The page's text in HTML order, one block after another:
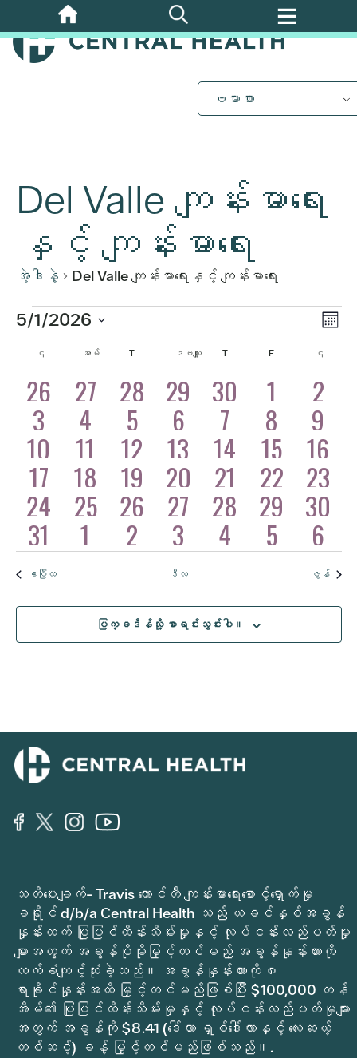
အဓိက
အကြောင်းအရာ
သို့
ဗမာစာ
Del Valle ကျန်းမာရေး
နှင့် ကျန်းမာရေး
အဲ့ဒါနဲ့ Del Valle ကျန်းမာရေးနှင့် ကျန်းမာရေး
အဲ့
ဒါနဲ့
ပွဲ
လ
5/1/2026
ပါ။
အဲ့
ဒါနဲ့
ပြက္ခဒိန်
၎ အမ်တနင်္လာ
T ဒဗလျူဗုဒ္ဓဟူး
Tကြာသပတေး F ၎
0
အဖြစ်အပျက်
များ
26
2
အဖြစ်အပျက်
များ
27
1
အဖြစ်အပျက်
28
0
အဖြစ်အပျက်
များ
29
1
အဖြစ်အပျက်
30
0
အဖြစ်အပျက်
များ
1
0
အဖြစ်
များ
2
0
အဖြစ်အပျက်
များ
3
2
အဖြစ်အပျက်
များ
4
1
အဖြစ်အပျက်
5
0
အဖြစ်အပျက်
များ
6
1
အဖြစ်အပျက်
7
0
အဖြစ်အပျက်
များ
8
0
အဖြစ်
များ
9
0
အဖြစ်အပျက်
များ
10
2
အဖြစ်အပျက်
များ
11
1
အဖြစ်အပျက်
12
0
အဖြစ်အပျက်
များ
13
1
အဖြစ်အပျက်
14
0
အဖြစ်အပျက်
များ
15
0
အဖြစ်
များ
16
0
အဖြစ်အပျက်
များ
17
2
အဖြစ်အပျက်
များ
18
1
အဖြစ်အပျက်
19
0
အဖြစ်အပျက်
များ
20
1
အဖြစ်အပျက်
21
0
အဖြစ်အပျက်
များ
22
0
အဖြစ်အ
များ
23
0
အဖြစ်အပျက်
များ
24
2
အဖြစ်အပျက်
များ
25
1
အဖြစ်အပျက်
26
0
အဖြစ်အပျက်
များ
27
1
အဖြစ်အပျက်
28
0
အဖြစ်အပျက်
များ
29
0
အဖြစ်အ
များ
30
0
အဖြစ်အပျက်
31
2
အဖြစ်အပျက်
1
1
အဖြစ်အပျက်
2
0
အဖြစ်အပျက်
3
1
အဖြစ်အပျက်
4
0
အဖြစ်အပျက်
5
0
အဖြစ်
6
ဧပြီလ ဒီလ ဇွန်
ပြက္ခဒိန်သို့ စာရင်းသွင်းပါ။
သတိပေးချက်- Travis ကောင်တီ ကျန်းမာရေးစောင့်ရှောက်မှု
ခရိုင် d/b/a Central Health သည် ယခင်နှစ်အခွန်
နှုန်းထက် ပြုပြင်ထိန်းသိမ်းမှုနှင့် လုပ်ငန်းလည်ပတ်မှု
များအတွက် အခွန်ပိုမိုမြှင့်တင်မည့် အခွန်နှုန်းထားကို
လက်ခံကျင့်သုံးခဲ့သည်။ အခွန်နှုန်းထားကို ၈
ရာခိုင်နှုန်းအထိ မြှင့်တင်မည်ဖြစ်ပြီး $100,000 တန်
အိမ်၏ ပြုပြင်ထိန်းသိမ်းမှုနှင့် လုပ်ငန်းလည်ပတ်မှုများ
အတွက် အခွန်ကို $8.41 (ဒေါ်လာ ရှစ်ဒေါ်လာနှင့် လေးဆယ့်
တစ်ဆင့်) ခန့် မြှင့်တင်မည်ဖြစ်သည်။.